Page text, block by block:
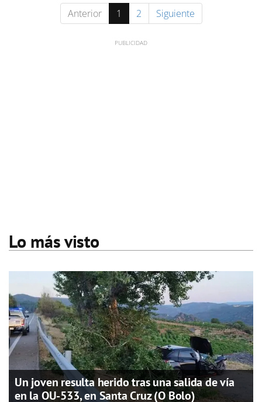
Anterior 1 2 Siguiente
Lo más visto
Un joven resulta herido tras una salida de vía
en la OU-533, en Santa Cruz (O Bolo)